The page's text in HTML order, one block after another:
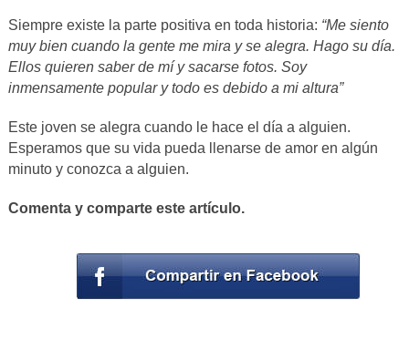
Siempre existe la parte positiva en toda historia: “Me siento
muy bien cuando la gente me mira y se alegra. Hago su día.
Ellos quieren saber de mí y sacarse fotos. Soy
inmensamente popular y todo es debido a mi altura”
Este joven se alegra cuando le hace el día a alguien.
Esperamos que su vida pueda llenarse de amor en algún
minuto y conozca a alguien.
Comenta y comparte este artículo.